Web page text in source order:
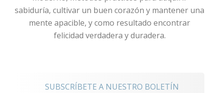
sabiduría, cultivar un buen corazón y mantener una
mente apacible, y como resultado encontrar
felicidad verdadera y duradera.
SUBSCRÍBETE A NUESTRO BOLETÍN